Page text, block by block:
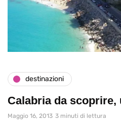
destinazioni
Calabria da scoprire,
Maggio 16, 2013 3 minuti di lettura